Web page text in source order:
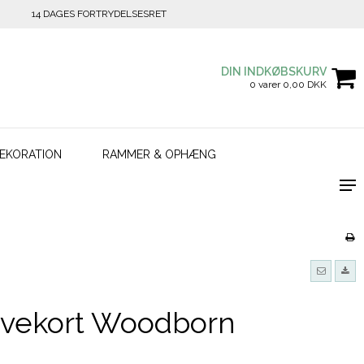
14 DAGES FORTRYDELSESRET
DIN INDKØBSKURV
0 varer 0,00 DKK
RAMMER & OPHÆNG
Woodborn